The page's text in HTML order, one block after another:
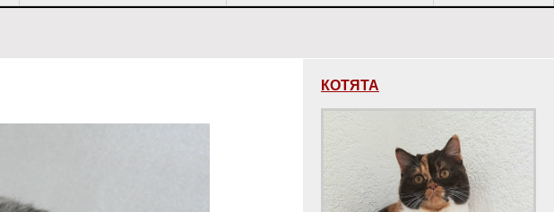
КОТЯТА